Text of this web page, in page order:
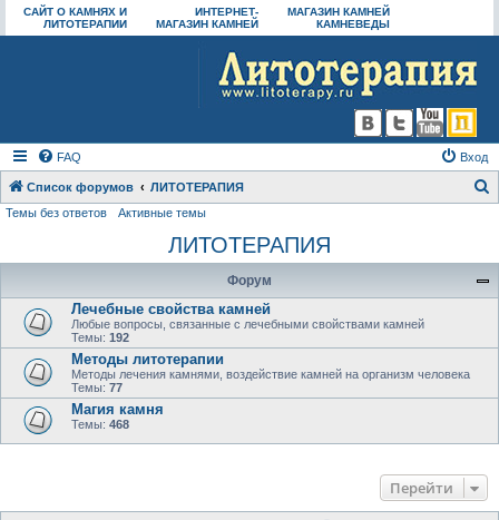
САЙТ О КАМНЯХ И
ЛИТОТЕРАПИИ
ИНТЕРНЕТ-
МАГАЗИН КАМНЕЙ
МАГАЗИН КАМНЕЙ
КАМНЕВЕДЫ
FAQ Вход
Список форумов ЛИТОТЕРАПИЯ
с
Темы без ответов Активные темы
ЛИТОТЕРАПИЯ
Форум
Лечебные свойства камней
Любые вопросы, связанные с лечебными свойствами камней
Темы: 192
Методы литотерапии
Методы лечения камнями, воздействие камней на организм человека
Темы: 77
Магия камня
Темы: 468
Перейти